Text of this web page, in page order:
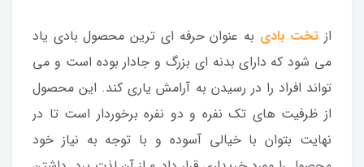
از تخت بادی به عنوان حرفه ای ترین محصول بادی یاد
می شود که دارای بدنه ای بزرگ و جادار بوده است و می
تواند افراد را در رسیدن به آرامش یاری کند. این محصول
از ظرفیت های تک نفره و دو نفره برخوردار است تا در
نهایت بتوان با خیالی آسوده و با توجه به نیاز خود